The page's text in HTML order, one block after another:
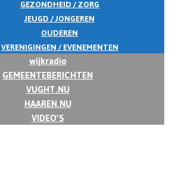
GEZONDHEID / ZORG
JEUGD / JONGEREN
OUDEREN
VERENIGINGEN / EVENEMENTEN
wijkradio
GEMEENTEBERICHTEN
VUGHT.NU
HAAREN.NU
VIDEO’S